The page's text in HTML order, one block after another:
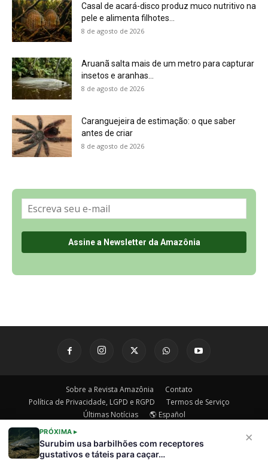
×
PRÓXIMA ▸
Surubim usa barbilhões com receptores
gustativos e táteis para caçar…
Casal de acará-disco produz muco nutritivo na
pele e alimenta filhotes...
8 de agosto de 2026
Aruanã salta mais de um metro para capturar
insetos e aranhas...
8 de agosto de 2026
Caranguejeira de estimação: o que saber
antes de criar
8 de agosto de 2026
Sobre a Revista Amazônia
Contato
Política de Privacidade, LGPD e RGPD
Termos de Serviço
Últimas Notícias
🌎 Español